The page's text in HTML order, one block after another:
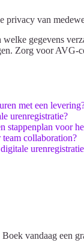
privacy van
gegevens
Zorg voor
met een
urenregistratie?
stappenplan voor
collaboration?
vandaag een